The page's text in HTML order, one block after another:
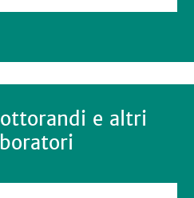
e altri